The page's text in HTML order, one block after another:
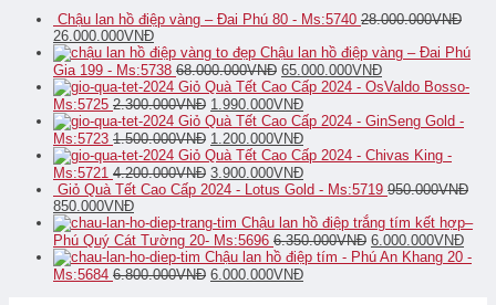
Chậu lan hồ điệp vàng – Đai Phú 80 - Ms:5740 28.000.000VNĐ
26.000.000VNĐ
Chậu lan hồ điệp vàng – Đai Phú
Gia 199 - Ms:5738 68.000.000VNĐ 65.000.000VNĐ
Giỏ Quà Tết Cao Cấp 2024 - OsValdo Bosso-
Ms:5725 2.300.000VNĐ 1.990.000VNĐ
Giỏ Quà Tết Cao Cấp 2024 - GinSeng Gold -
Ms:5723 1.500.000VNĐ 1.200.000VNĐ
Giỏ Quà Tết Cao Cấp 2024 - Chivas King -
Ms:5721 4.200.000VNĐ 3.900.000VNĐ
Giỏ Quà Tết Cao Cấp 2024 - Lotus Gold - Ms:5719 950.000VNĐ
850.000VNĐ
Chậu lan hồ điệp trắng tím kết hợp–
Phú Quý Cát Tường 20- Ms:5696 6.350.000VNĐ 6.000.000VNĐ
Chậu lan hồ điệp tím - Phú An Khang 20 -
Ms:5684 6.800.000VNĐ 6.000.000VNĐ